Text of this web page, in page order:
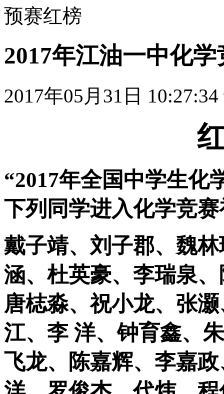
预赛红榜
2017年江油一中化
2017年05月31日 10:27:34
“2017年全国中学生化
下列同学进入化学竞
戴子靖、刘子郡、魏
涵、杜英豪、李瑞泉
唐梽淼、祝小龙、张
江、李 洋、钟育鑫、
飞龙、陈嘉辉、李嘉